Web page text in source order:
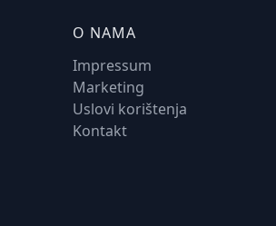
O NAMA
Impressum
Marketing
Uslovi korištenja
Kontakt